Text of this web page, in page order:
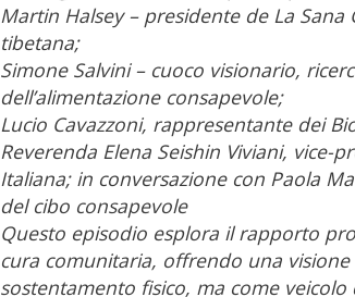
Martin Halsey – presidente de La
tibetana;
Simone Salvini – cuoco visionario,
dell’alimentazione consapevole;
Lucio Cavazzoni, rappresentante dei
Reverenda Elena Seishin Viviani, vice-
Italiana; in conversazione con Paola
del cibo consapevole
Questo episodio esplora il rapporto
cura comunitaria, offrendo una
sostentamento fisico, ma come